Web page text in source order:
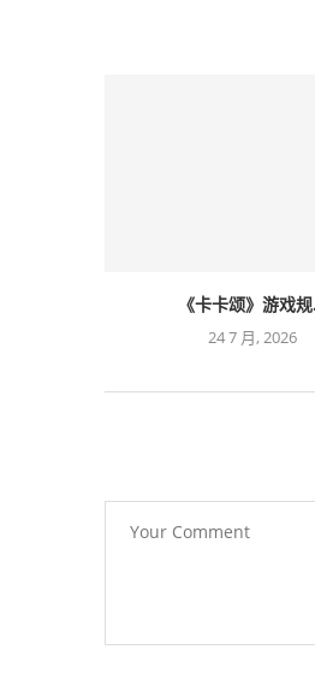
《卡卡颂》游戏
24 7 月, 2026